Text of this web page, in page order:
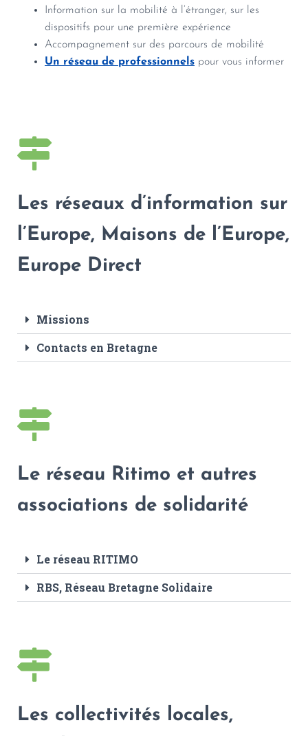
Information sur la mobilité à l’étranger, sur les
dispositifs pour une première expérience
Accompagnement sur des parcours de mobilité
Un réseau de professionnels pour vous informer
Les réseaux d’information sur
l’Europe, Maisons de l’Europe,
Europe Direct
Missions
Contacts en Bretagne
Le réseau Ritimo et autres
associations de solidarité
Le réseau RITIMO
RBS, Réseau Bretagne Solidaire
Les collectivités locales,